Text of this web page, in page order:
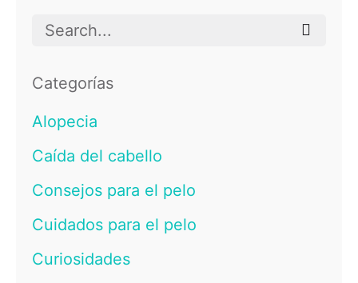
Search
Categorías
Alopecia
Caída del cabello
Consejos para el pelo
Cuidados para el pelo
Curiosidades